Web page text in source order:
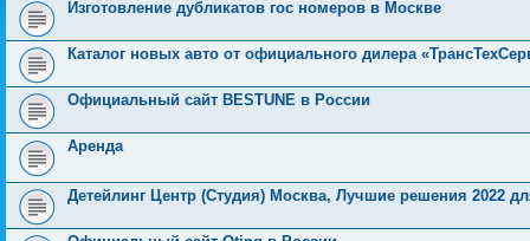
Изготовление дубликатов гос номеров в Москве
Каталог новых авто от официального дилера
Официальный сайт BESTUNE в России
Аренда
Детейлинг Центр (Студия) Москва, Лучшие решения 2022